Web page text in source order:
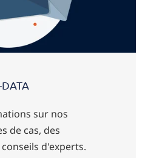
sur nos
de cas, des
d'experts.